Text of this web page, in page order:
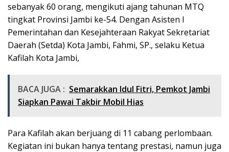
sebanyak 60 orang, mengikuti ajang tahunan MTQ
tingkat Provinsi Jambi ke-54. Dengan Asisten I
Pemerintahan dan Kesejahteraan Rakyat Sekretariat
Daerah (Setda) Kota Jambi, Fahmi, SP., selaku Ketua
Kafilah Kota Jambi,
BACA JUGA : Semarakkan Idul Fitri, Pemkot Jambi
Siapkan Pawai Takbir Mobil Hias
Para Kafilah akan berjuang di 11 cabang perlombaan.
Kegiatan ini bukan hanya tentang prestasi, namun juga